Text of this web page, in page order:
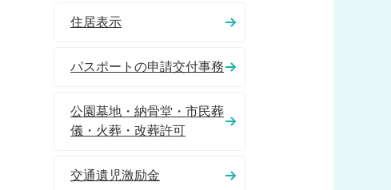
住居表示
パスポートの申請交付事務
公園墓地・納骨堂・市民葬
儀・火葬・改葬許可
交通遺児激励金